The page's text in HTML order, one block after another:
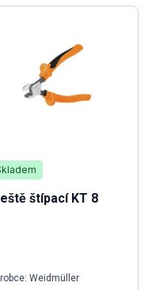
štípací KT 8
Weidmüller